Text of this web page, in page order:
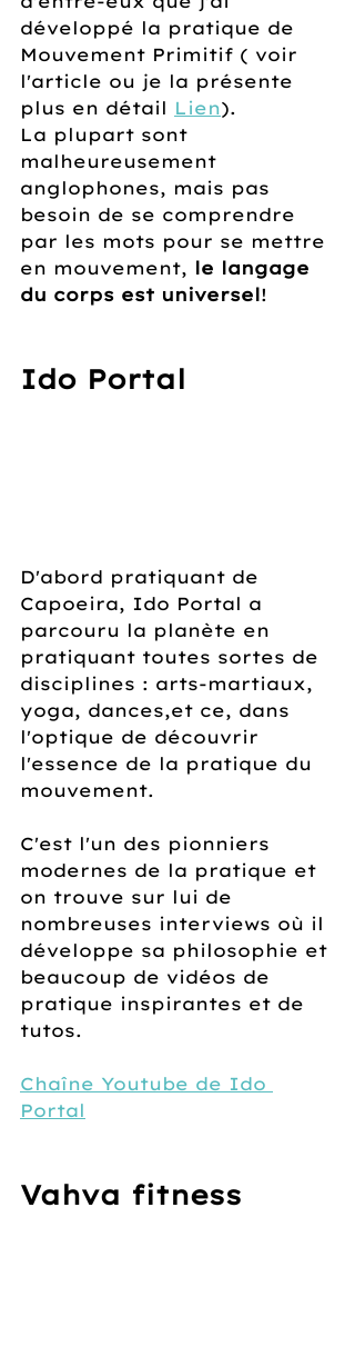
développé la pratique de
Mouvement Primitif ( voir
l'article ou je la présente
plus en détail Lien).
La plupart sont
malheureusement
anglophones, mais pas
besoin de se comprendre
par les mots pour se mettre
en mouvement, le langage
du corps est universel!
Ido Portal
D'abord pratiquant de
Capoeira, Ido Portal a
parcouru la planète en
pratiquant toutes sortes de
disciplines : arts-martiaux,
yoga, dances,et ce, dans
l'optique de découvrir
l'essence de la pratique du
mouvement.
C'est l'un des pionniers
modernes de la pratique et
on trouve sur lui de
nombreuses interviews où il
développe sa philosophie et
beaucoup de vidéos de
pratique inspirantes et de
tutos.
Chaîne Youtube de Ido
Portal
Vahva fitness